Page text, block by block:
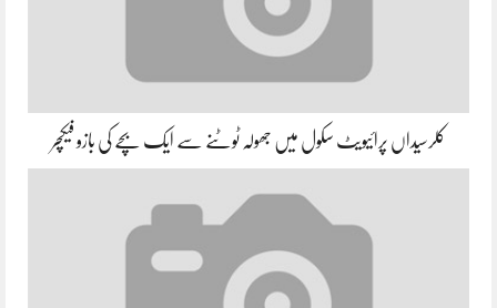
کلرسیداں پرائیویٹ سکول میں جھولہ ٹوٹنے سے ایک بچے کی بازو فیکچر